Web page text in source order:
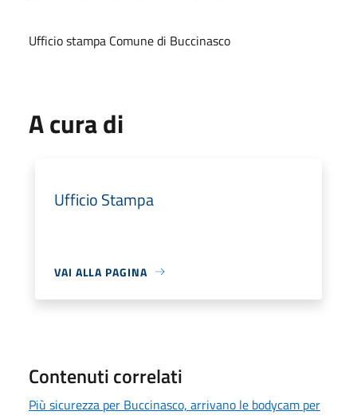
Ufficio stampa Comune di Buccinasco
A cura di
Ufficio Stampa
VAI ALLA PAGINA
Contenuti correlati
Più sicurezza per Buccinasco, arrivano le bodycam per